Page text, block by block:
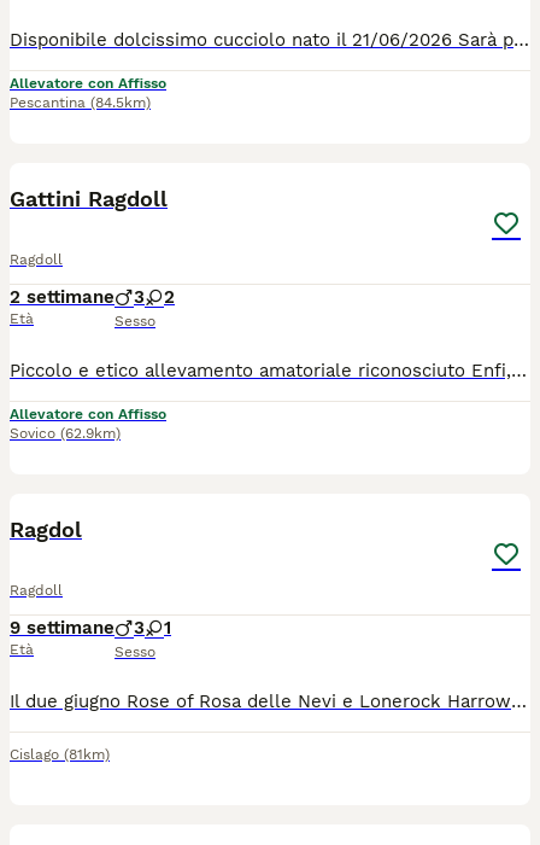
Disponibile dolcissimo cucciolo nato il 21/06/2026 Sarà pronto per andare nella sua nuova casa al compimento del terzo mese quindi fine settembre Verrà ceduto con pedigree Afef, microchip, doppia vaccinazione, sverminazione, libretto sanitario, passaggio di proprietà e kit di partenza. Entrambi i genitori sono stati sottoposti a test genetici per confermare l'assenza di geni per cardiomiopatia ipertrofica (HCM), malattia renale policistica (PKD), virus dell'immunodeficienza felina (FIV), virus della leucemia felina (FeLV) e verrà consegnata ai nuovi proprietari copia di tali test e il certificato di buona salute. Simon cresce in ambiente domestico, a contatto con la famiglia, per favorire un carattere dolce, equilibrato e socievole, tipico della razza. Per info, ulteriori foto o visite contattarmi tramite whatsapp 3485656123
Allevatore con Affisso
Pescantina (84.5km)
Gattini Ragdoll
Ragdoll
2 settimane
Età
3 2
Sesso
Piccolo e etico allevamento amatoriale riconosciuto Enfi, dispone di splendidi gattini. Sia maschietti che femminucce. Le colorazioni sono Seal Blu e Red in tutte e tre le varietà ( Colourpoint, Mitted e bicolor) I genitori ovviamente sono testati per più di 40 malattie genetiche, compresi Hcm e pkd) FIV e FELV negativi Tutti i gattini saranno ceduti con pedigree enfi Avranno termochip , ciclo vaccinale completo , certificato veterinario di buona salute e Kitten kit. Tutti i nostri gattini sono bel socializzati grazie a continui arricchimenti ambientali durante la loro crescita. Assistenza post cessione Alimentazione mirata che un ottima crescita muscolo scheletrica. Il nostro piccolo allevamento è mirato a selezionare gattini per pet therapy. Si dà la precedenza a persone con disabilità e famiglie con bambini. La selezione dei gattini avviene a seconda dello stile di vita e delle reali aspettative della nuova famiglia. Noi NON spediamo , ne facciamo staffette. La media del costo di un gattino di razza là si può facilmente trovare su Google. Sì richiede se interessati di chiamare e presentarsi. I nostri gatti sono speciali e se non avete tempo di chiamare e presentarvi ma solo di scrivere "prezzo" via messaggio , sicuramente non siete la famiglia giusta !!! Per info e visite siamo a disposizione 3209510180.
Allevatore con Affisso
Sovico (62.9km)
Ragdol
Ragdoll
9 settimane
Età
3 1
Sesso
Il due giugno Rose of Rosa delle Nevi e Lonerock Harrow hanno avuto sei cuccioli . I cuccioli potranno raggiungere le loro nuove famiglie dai primi di settembre al compimento del terzo mese di vita con: Pedigree FIAF (WCF ) ministerialmente riconosciuto, vaccinati e sverminati , microchippati , con documentazione relativa ai genitori testati ed esenti per PKD,HCM, giardia , Fiv,Felv e regolare libretto sanitario . Più un kit di pappa a cui il gattino è abituato per i primi giorni , con contratto di cessione . Il prezzo indicato è per un gattino da compagnia .
Cislago (81km)